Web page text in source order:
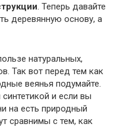
. Теперь давайте
деревянную основу, а
натуральных,
Так вот перед тем как
веянья подумайте.
и если вы
на есть природный
сравнимы с тем, как